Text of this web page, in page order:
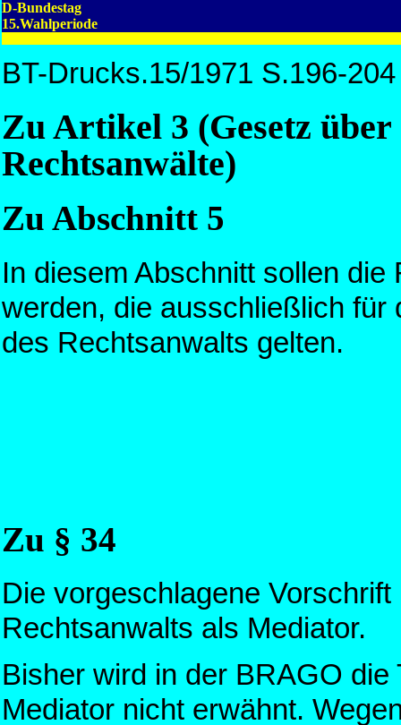
D-Bundestag
15.Wahlperiode
BT-Drucks.15/1971 S.196-204
Zu Artikel 3 (Gesetz
Rechtsanwälte)
Zu Abschnitt 5
In diesem Abschnitt sollen
werden, die ausschließlich für
des Rechtsanwalts gelten.
Zu § 34
Die vorgeschlagene
Rechtsanwalts als Mediator.
Bisher wird in der BRAGO
Mediator nicht erwähnt.